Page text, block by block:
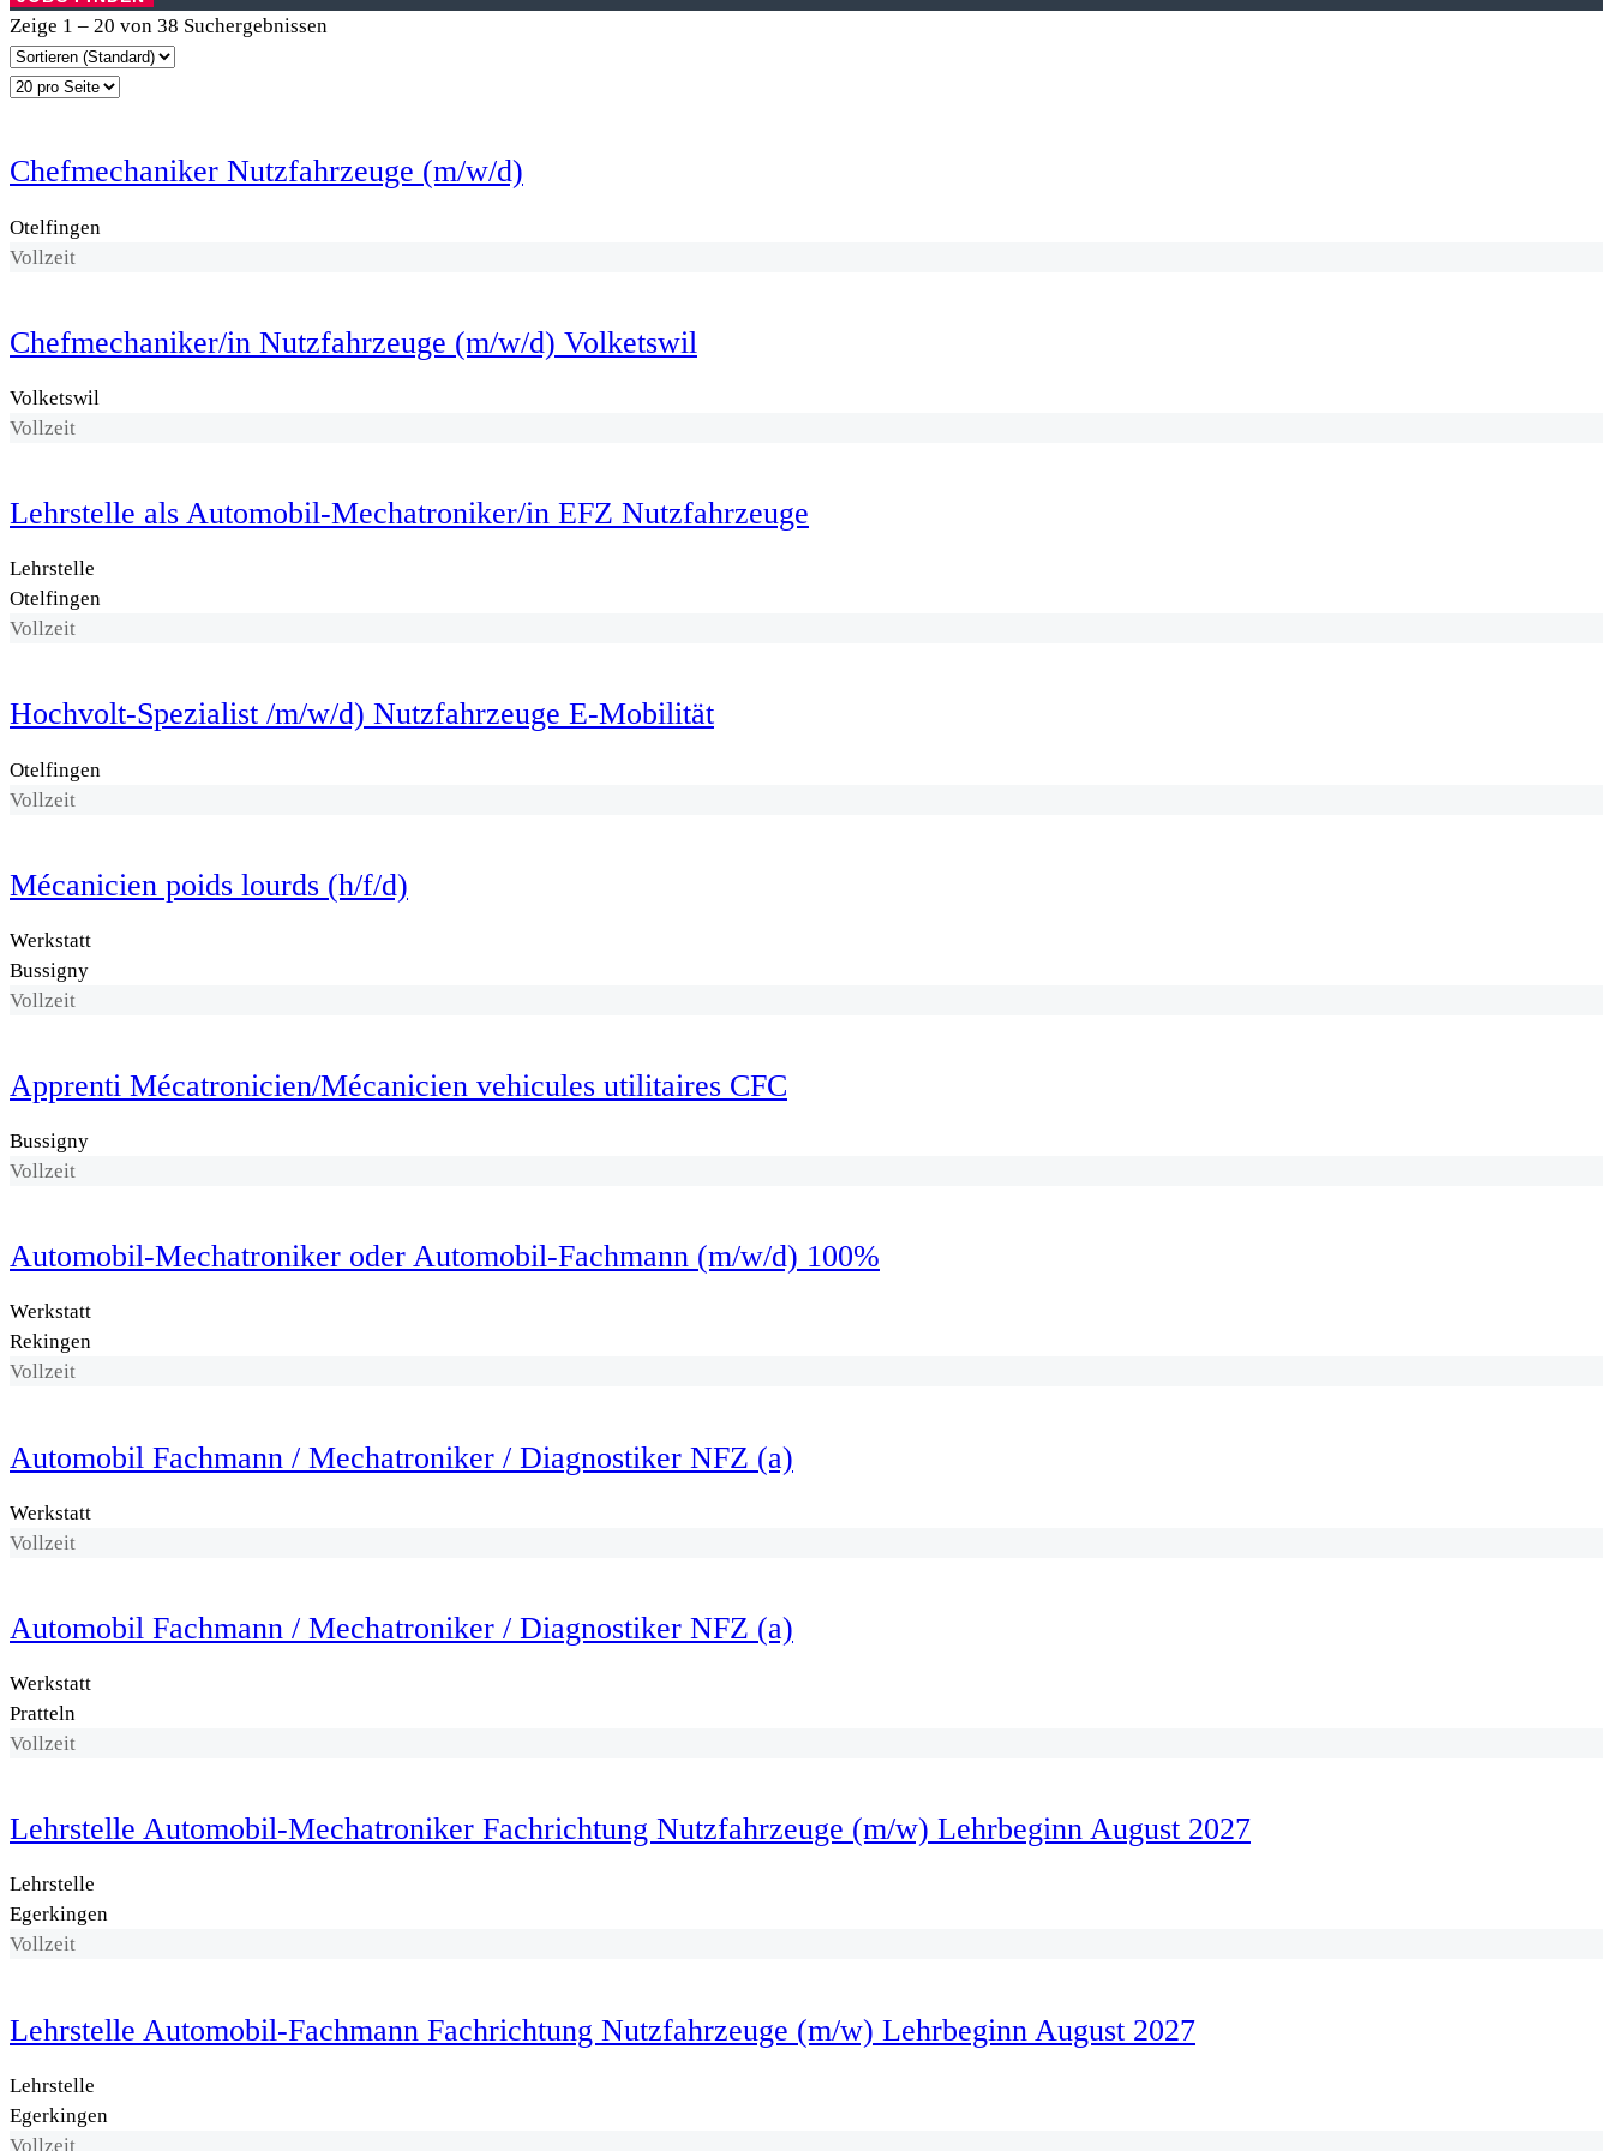
Zeige 1 – 20 von 38 Suchergebnissen
Chefmechaniker Nutzfahrzeuge (m/w/d)
Otelfingen
Vollzeit
Chefmechaniker/in Nutzfahrzeuge (m/w/d) Volketswil
Volketswil
Vollzeit
Lehrstelle als Automobil-Mechatroniker/in EFZ Nutzfahrzeuge
Lehrstelle
Otelfingen
Vollzeit
Hochvolt-Spezialist /m/w/d) Nutzfahrzeuge E-Mobilität
Otelfingen
Vollzeit
Mécanicien poids lourds (h/f/d)
Werkstatt
Bussigny
Vollzeit
Apprenti Mécatronicien/Mécanicien vehicules utilitaires CFC
Bussigny
Vollzeit
Automobil-Mechatroniker oder Automobil-Fachmann (m/w/d) 100%
Werkstatt
Rekingen
Vollzeit
Automobil Fachmann / Mechatroniker / Diagnostiker NFZ (a)
Werkstatt
Vollzeit
Automobil Fachmann / Mechatroniker / Diagnostiker NFZ (a)
Werkstatt
Pratteln
Vollzeit
Lehrstelle Automobil-Mechatroniker Fachrichtung Nutzfahrzeuge (m/w) Lehrbeginn August 2027
Lehrstelle
Egerkingen
Vollzeit
Lehrstelle Automobil-Fachmann Fachrichtung Nutzfahrzeuge (m/w) Lehrbeginn August 2027
Lehrstelle
Egerkingen
Vollzeit